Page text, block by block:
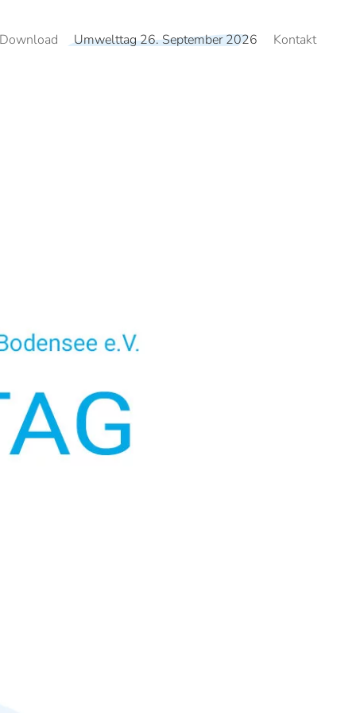
Download Umwelttag 26. September 2026 Kontakt